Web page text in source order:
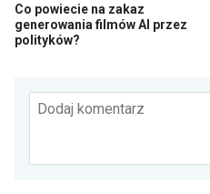
Co powiecie na zakaz
generowania filmów AI przez
polityków?
Dodaj komentarz